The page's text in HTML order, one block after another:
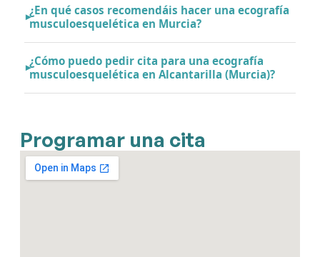
¿En qué casos recomendáis hacer una ecografía
musculoesquelética en Murcia?
¿Cómo puedo pedir cita para una ecografía
musculoesquelética en Alcantarilla (Murcia)?
Programar una cita